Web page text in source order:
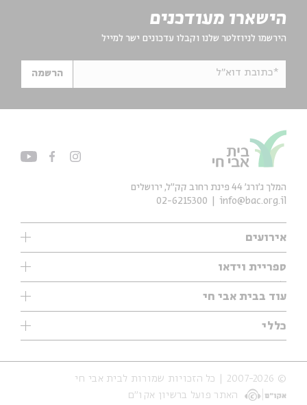
הישארו מעודכנים
הירשמו לניוזלטר שלנו וקבלו עדכונים ישר למייל
*כתובת דוא"ל הרשמה
אירועים
עיון
אנגלית
נוער
סדרות
אירועי עבר
אירועים בירושלים
ספריית וידאו
ילדים
מוזיקה
עיון
מיוחדים
עוד בבית אבי חי
תערוכות
מיוחדים
כללי
אודות
הצהרת נגישות
תנאי שימוש והצהרת פרטיות
המלך ג'ורג' 44 פינת רחוב קק״ל, ירושלים
info@bac.org.il
02-6215300
© 2007-2026 | כל הזכויות שמורות לבית אבי חי
האתר פועל ברשיון אקו״ם